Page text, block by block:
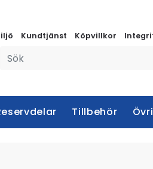
Kundtjänst Köpvillkor
Tillbehör